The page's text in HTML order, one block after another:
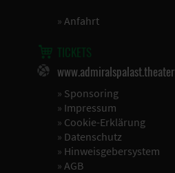
» Anfahrt
TICKETS
www.admiralspalast.theater
» Sponsoring
» Impressum
» Cookie-Erklärung
» Datenschutz
» Hinweisgebersystem
» AGB